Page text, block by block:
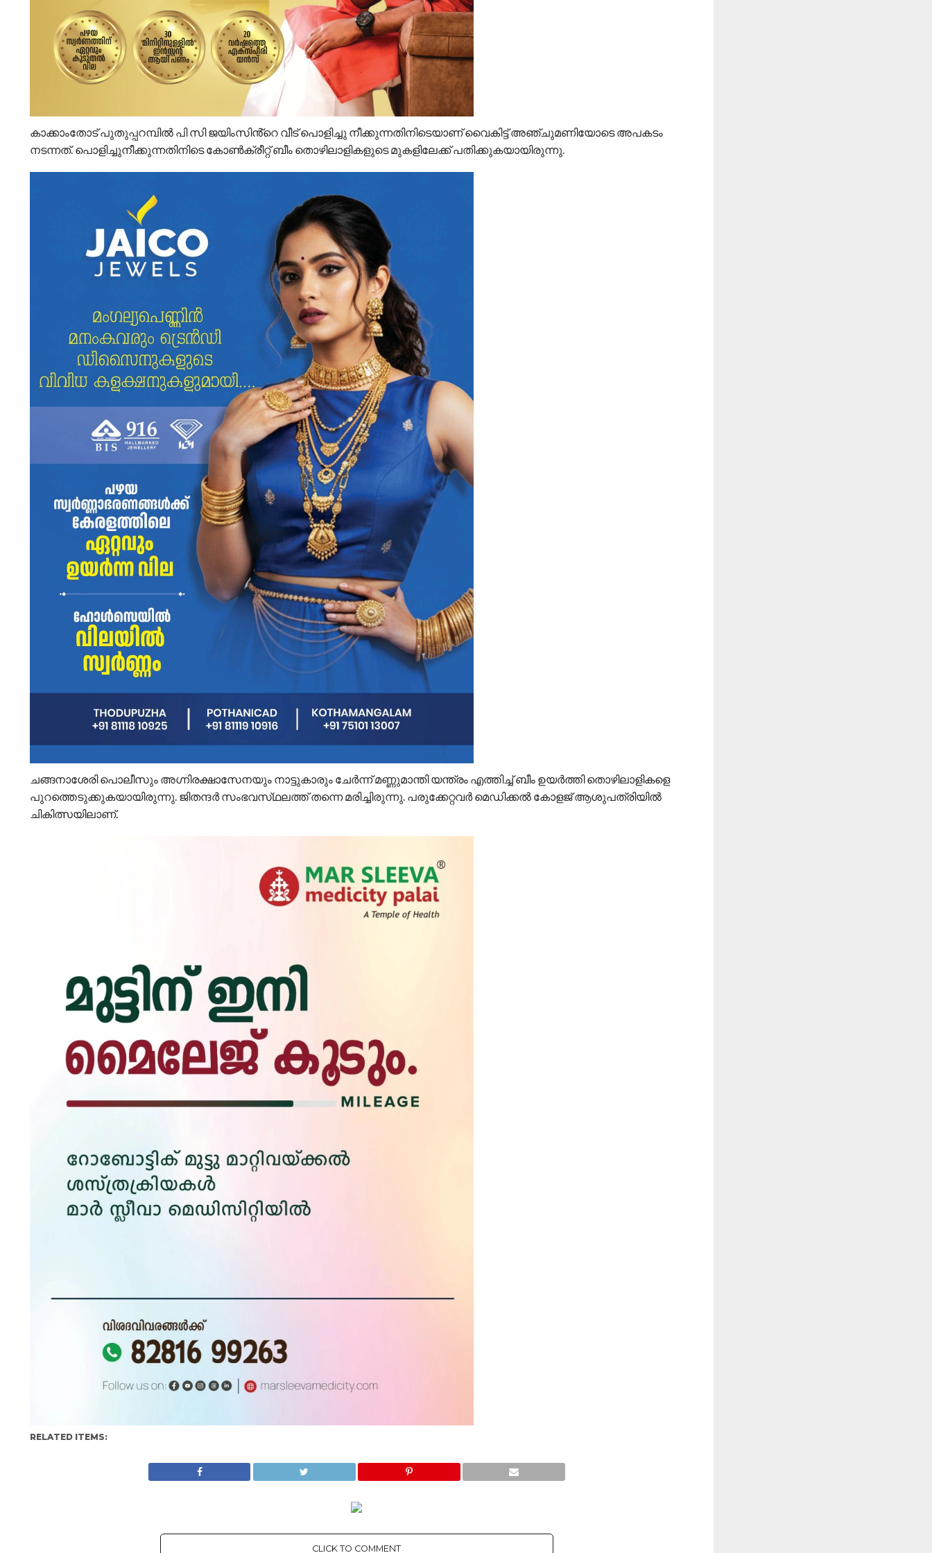
കാക്കാംതോട് പുതുപ്പറമ്പിൽ പി സി ജയിംസിൻ്റെ വീട് പൊളിച്ചു നീക്കുന്നതിനിടെയാ‌ണ് വൈകിട്ട് അഞ്ചുമണിയോടെ അപകടം
നടന്നത്. പൊളിച്ചുനീക്കുന്നതിനിടെ കോൺക്രീറ്റ് ബീം തൊഴിലാളികളുടെ മുകളിലേക്ക് പതിക്കുകയായിരുന്നു.
ചങ്ങനാശേരി പൊലീസും അഗ്നിരക്ഷാസേനയും നാട്ടുകാരും ചേർന്ന് മണ്ണുമാന്തി യന്ത്രം എത്തിച്ച് ബീം ഉയർത്തി തൊഴിലാളികളെ
പുറത്തെടുക്കുകയായിരുന്നു. ജിതന്ദർ സംഭവസ്‌ഥലത്ത് തന്നെ മരിച്ചിരുന്നു. പരുക്കേറ്റവർ മെഡിക്കൽ കോളജ് ആശുപത്രിയിൽ
ചികിത്സയിലാണ്.
RELATED ITEMS:
CLICK TO COMMENT